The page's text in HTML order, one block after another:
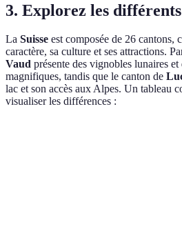
3. Explorez les
La Suisse est composée de 26 cantons,
caractère, sa culture et ses attractions.
Vaud présente des vignobles lunaires et
magnifiques, tandis que le canton de
lac et son accès aux Alpes. Un tableau
visualiser les différences :